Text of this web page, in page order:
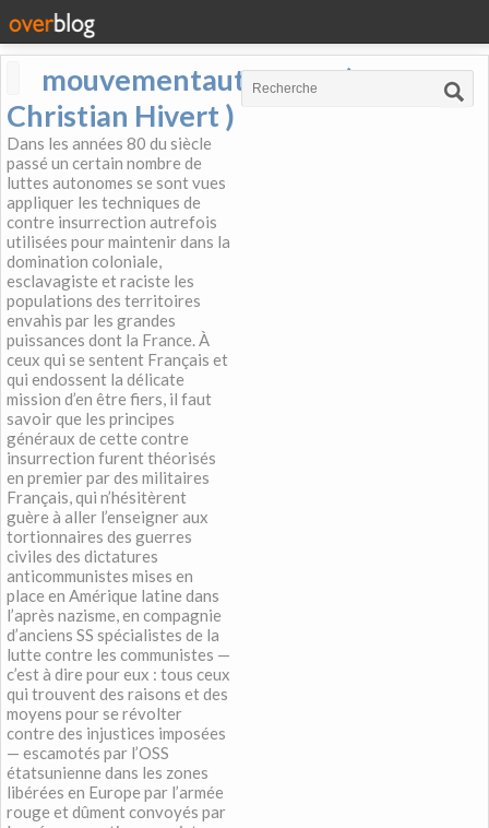
mouvementautonome (
Christian Hivert )
Dans les années 80 du siècle
passé un certain nombre de
luttes autonomes se sont vues
appliquer les techniques de
contre insurrection autrefois
utilisées pour maintenir dans la
domination coloniale,
esclavagiste et raciste les
populations des territoires
envahis par les grandes
puissances dont la France. À
ceux qui se sentent Français et
qui endossent la délicate
mission d’en être fiers, il faut
savoir que les principes
généraux de cette contre
insurrection furent théorisés
en premier par des militaires
Français, qui n’hésitèrent
guère à aller l’enseigner aux
tortionnaires des guerres
civiles des dictatures
anticommunistes mises en
place en Amérique latine dans
l’après nazisme, en compagnie
d’anciens SS spécialistes de la
lutte contre les communistes —
c’est à dire pour eux : tous ceux
qui trouvent des raisons et des
moyens pour se révolter
contre des injustices imposées
— escamotés par l’OSS
étatsunienne dans les zones
libérées en Europe par l’armée
rouge et dûment convoyés par